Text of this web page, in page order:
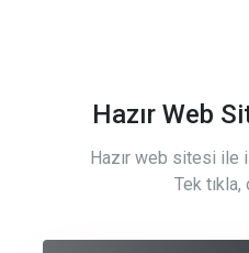
Hazır Web
Hazır web sitesi ile
Tek